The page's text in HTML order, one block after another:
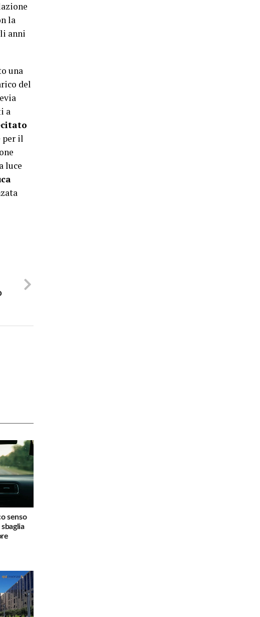
la
anni
una
del
a
per il
luce
senso